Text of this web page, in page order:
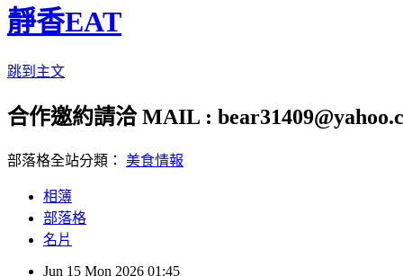
靜香EAT
跳到主文
合作邀約請洽 MAIL :
部落格全站分類： 美食情報
相簿
部落格
名片
Jun 15 Mon 2026 01:45